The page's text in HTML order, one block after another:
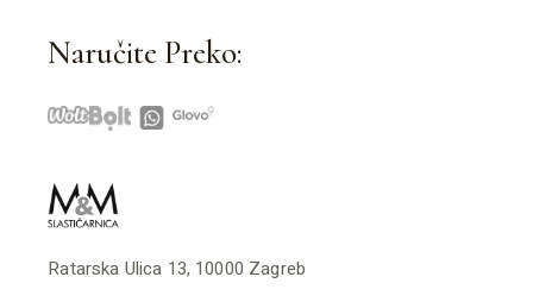
Naručite Preko:
Ratarska Ulica 13, 10000 Zagreb